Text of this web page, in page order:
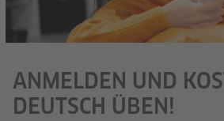
ANMELDEN UND
DEUTSCH ÜBEN!